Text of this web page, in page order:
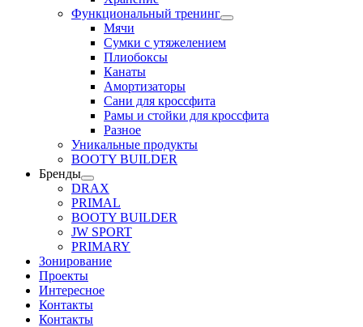
Функциональный тренинг
Мячи
Сумки с утяжелением
Плиобоксы
Канаты
Амортизаторы
Сани для кроссфита
Рамы и стойки для кроссфита
Разное
Уникальные продукты
BOOTY BUILDER
Бренды
DRAX
PRIMAL
BOOTY BUILDER
JW SPORT
PRIMARY
Зонирование
Проекты
Интересное
Контакты
Контакты